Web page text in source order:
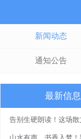
新闻动态
通知公告
最新信息